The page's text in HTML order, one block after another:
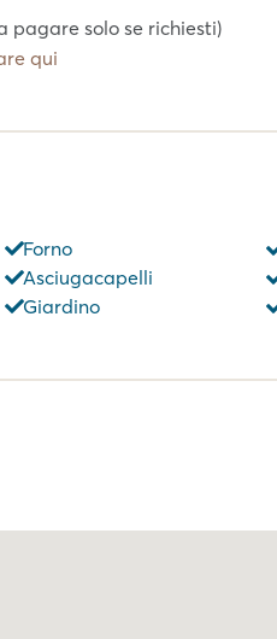
pagare solo se richiesti)
qui
Forno
Asciugacapelli
Giardino